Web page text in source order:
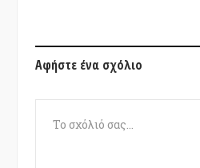
Αφήστε ένα σχόλιο